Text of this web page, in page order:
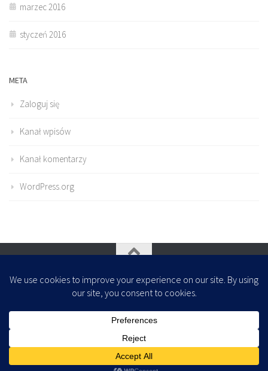
marzec 2016
styczeń 2016
META
Zaloguj się
Kanał wpisów
Kanał komentarzy
WordPress.org
- Zaprojektowany z